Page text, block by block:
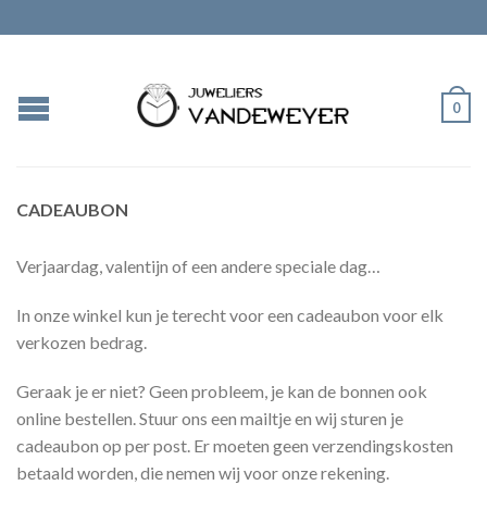
0
CADEAUBON
Verjaardag, valentijn of een andere speciale dag…
In onze winkel kun je terecht voor een cadeaubon voor elk
verkozen bedrag.
Geraak je er niet? Geen probleem, je kan de bonnen ook
online bestellen. Stuur ons een mailtje en wij sturen je
cadeaubon op per post. Er moeten geen verzendingskosten
betaald worden, die nemen wij voor onze rekening.